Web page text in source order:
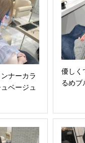
ナーカラ
ベージュ
優しく
るめブ